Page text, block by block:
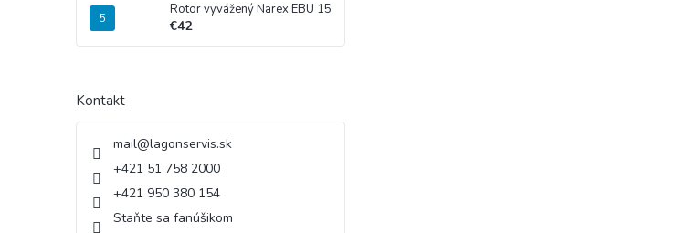
Rotor vyvážený Narex EBU 15
€42
Kontakt
mail@lagonservis.sk
+421 51 758 2000
+421 950 380 154
Staňte sa fanúšikom